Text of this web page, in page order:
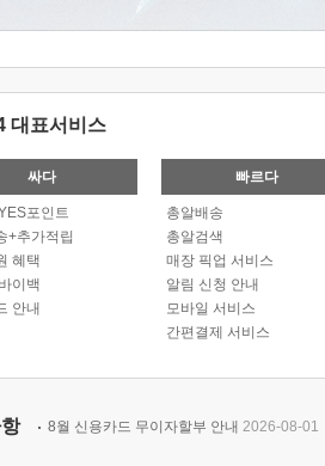
대표서비스
싸다
포인트
+추가적립
혜택
이백
안내
빠르다
총알배송
총알검색
매장 픽업 서비스
알림 신청 안내
모바일 서비스
간편결제 서비스
8월 신용카드 무이자할부 안내 2026-08-01